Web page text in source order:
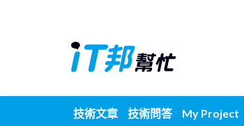
技術文章 技術問答 My Project